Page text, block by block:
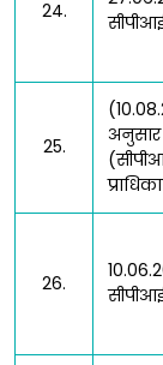
24.
25.
26.